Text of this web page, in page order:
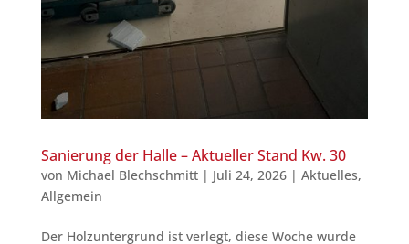
Sanierung der Halle – Aktueller Stand Kw. 30
von Michael Blechschmitt| Juli 24, 2026| Aktuelles,
Allgemein
Der Holzuntergrund ist verlegt, diese Woche wurde